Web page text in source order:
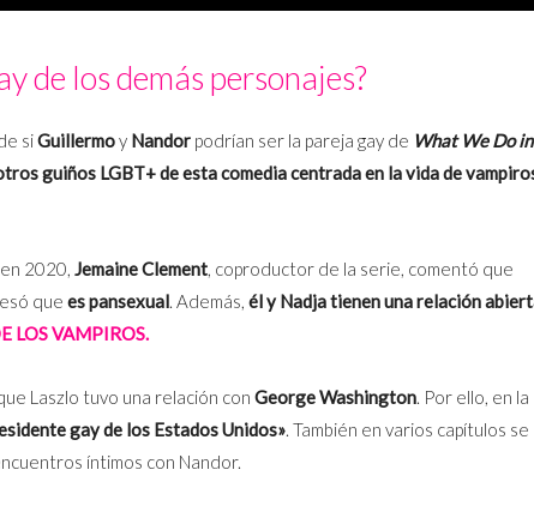
de los demás personajes?
siGuillermoy Nandor podrían ser la pareja gay de What We Do in
guiños LGBT+ de esta comedia centrada en la vida de
en 2020, Jemaine Clement, coproductor de la serie, comentó que
que es pansexual. Además, él y Nadja tienen una relación
LOS VAMPIROS.
Laszlo tuvo una relación con George Washington. Por ello, en la
gay de los Estados Unidos». También en varios capítulos se
íntimos con Nandor.